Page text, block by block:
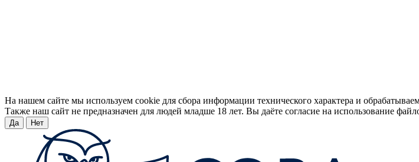
На нашем сайте мы используем cookie для сбора информации технического характера и
Также наш сайт не предназначен для людей младше 18 лет. Вы даёте согласие на использование
Да Нет